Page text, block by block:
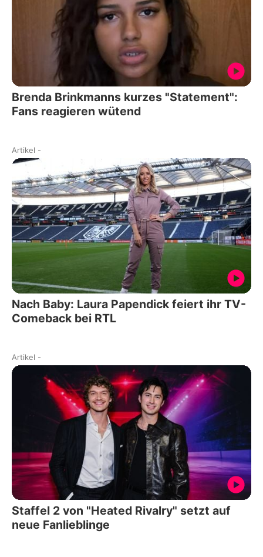
Brenda Brinkmanns kurzes "Statement":
Fans reagieren wütend
Artikel -
Nach Baby: Laura Papendick feiert ihr TV-
Comeback bei RTL
Artikel -
Staffel 2 von "Heated Rivalry" setzt auf
neue Fanlieblinge